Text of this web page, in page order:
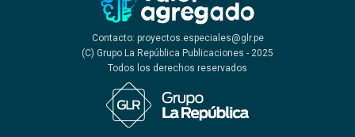
Contacto: proyectos.especiales@glr.pe
(C) Grupo La República Publicaciones - 2025
Todos los derechos reservados